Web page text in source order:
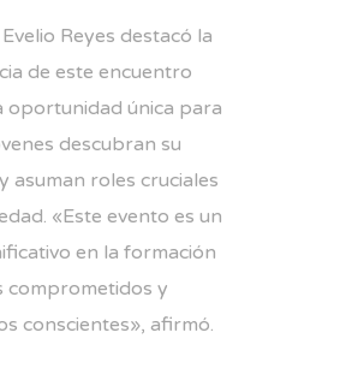
Reyes destacó la
de este encuentro
oportunidad única para
descubran su
asuman roles cruciales
«Este evento es un
en la formación
comprometidos y
conscientes», afirmó.